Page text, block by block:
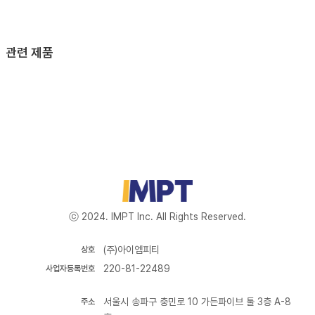
관련 제품
ⓒ 2024. IMPT Inc. All Rights Reserved.
(주)아이엠피티
상호
사업자등록번호
220-81-22489
주소
서울시 송파구 충민로 10 가든파이브 툴 3층 A-8